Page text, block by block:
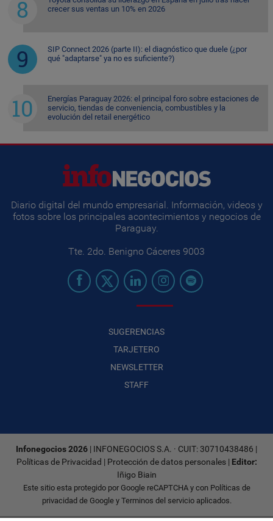
crecer sus ventas un 10% en 2026
SIP Connect 2026 (parte II): el diagnóstico que duele (¿por
qué "adaptarse" ya no es suficiente?)
Energías Paraguay 2026: el principal foro sobre estaciones de
servicio, tiendas de conveniencia, combustibles y la
evolución del retail energético
Diario digital del mundo empresarial. Información, videos y
fotos sobre los principales acontecimientos y negocios de
Paraguay.
Tte. 2do. Benigno Cáceres 9003
SUGERENCIAS
TARJETERO
NEWSLETTER
STAFF
Infonegocios 2026 | INFONEGOCIOS S.A. · CUIT: 30710438486 |
Políticas de Privacidad | Protección de datos personales| Editor:
Iñigo Biain
Este sitio esta protegido por Google reCAPTCHA y con Políticas de
privacidad de Googley Terminos del servicioaplicados.